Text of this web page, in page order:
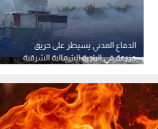
الدفاع المدني يسيطر على حريق
مزرعة في البادية الشمالية الشرقية